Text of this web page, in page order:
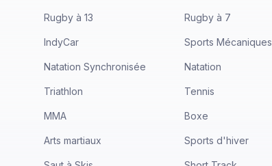
Rugby à 13 Rugby à 7
IndyCar Sports Mécaniques
Natation Synchronisée Natation
Triathlon Tennis
MMA Boxe
Arts martiaux Sports d'hiver